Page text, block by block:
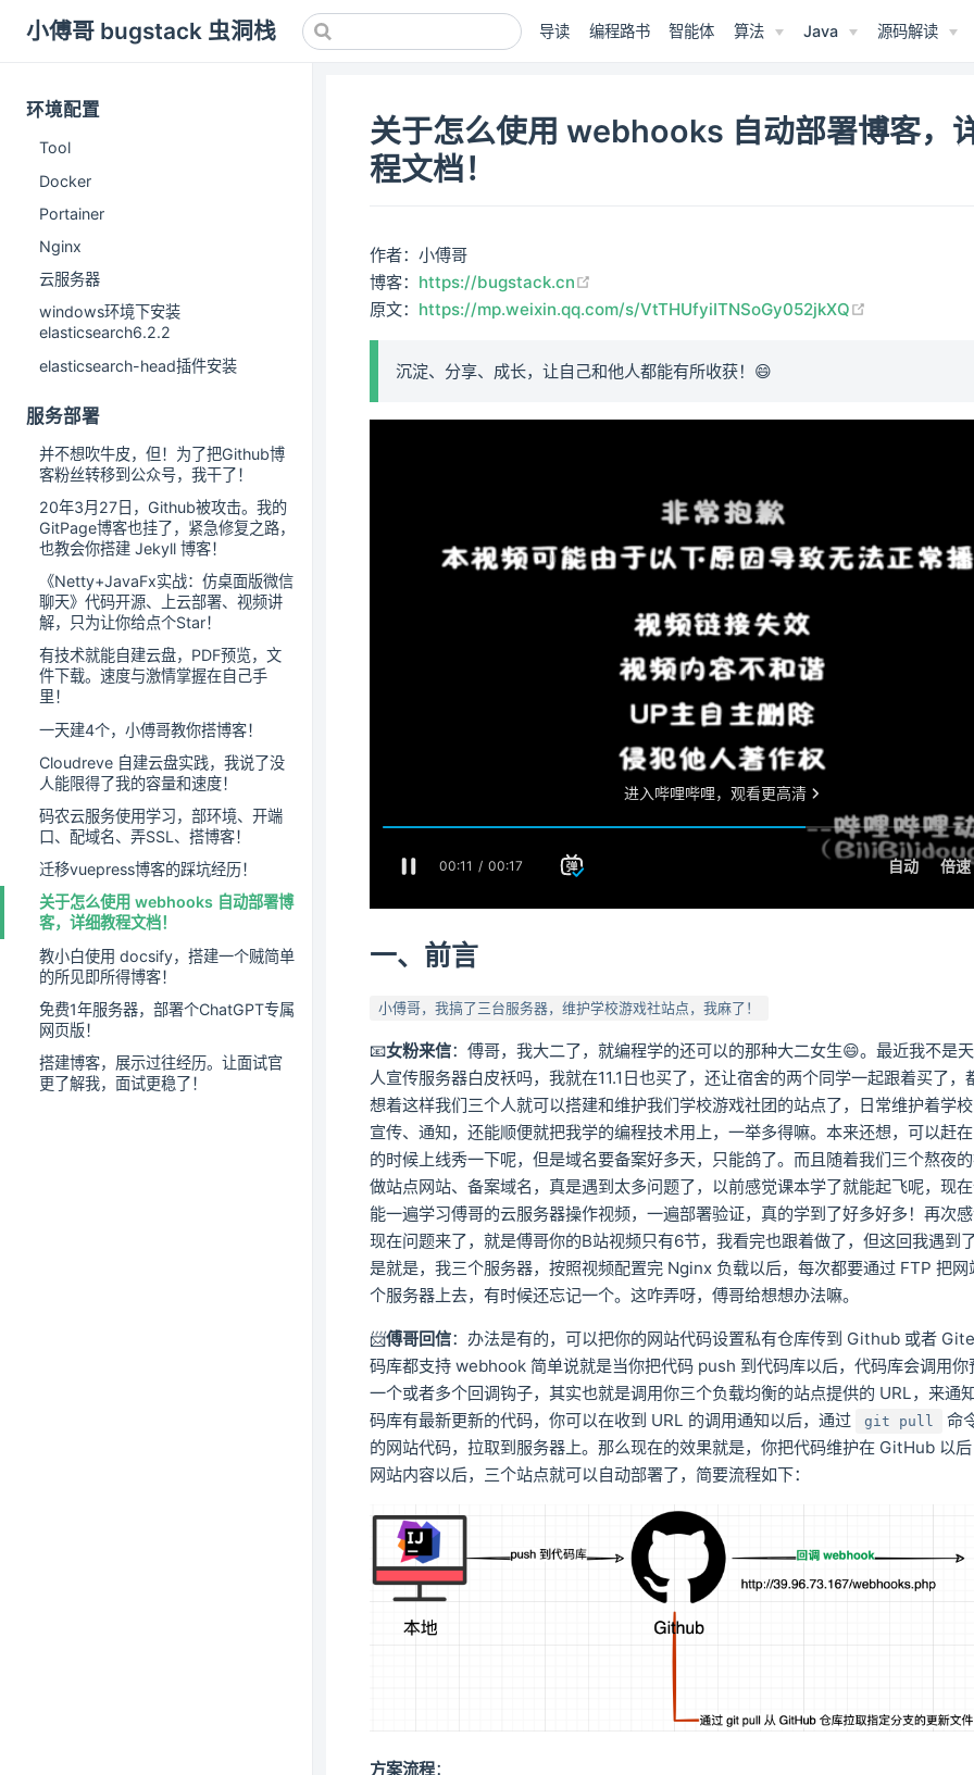
小傅哥 bugstack 虫洞栈 导读 编程路书 智能体 算法 Java 源码解读
环境配置
Tool
Docker
Portainer
Nginx
云服务器
windows环境下安装
elasticsearch6.2.2
elasticsearch-head插件安装
服务部署
并不想吹牛皮，但！为了把Github博
客粉丝转移到公众号，我干了！
20年3月27日，Github被攻击。我的
GitPage博客也挂了，紧急修复之路，
也教会你搭建 Jekyll 博客！
《Netty+JavaFx实战：仿桌面版微信
聊天》代码开源、上云部署、视频讲
解，只为让你给点个Star！
有技术就能自建云盘，PDF预览，文
件下载。速度与激情掌握在自己手
里！
一天建4个，小傅哥教你搭博客！
Cloudreve 自建云盘实践，我说了没
人能限得了我的容量和速度！
码农云服务使用学习，部环境、开端
口、配域名、弄SSL、搭博客！
迁移vuepress博客的踩坑经历！
关于怎么使用 webhooks 自动部署博
客，详细教程文档！
教小白使用 docsify，搭建一个贼简单
的所见即所得博客！
免费1年服务器，部署个ChatGPT专属
网页版！
搭建博客，展示过往经历。让面试官
更了解我，面试更稳了！
关于怎么使用 webhooks 自动部署博客，
程文档！
作者：小傅哥
博客： https://bugstack.cn
原文： https://mp.weixin.qq.com/s/VtTHUfyiITNSoGy052jkXQ
沉淀、分享、成长，让自己和他人都能有所收获！😄
一、前言
小傅哥，我搞了三台服务器，维护学校游戏社站点，我麻了！
📧女粉来信：傅哥，我大二了，就编程学的还可以的那种大二女生😄。最近我不是
人宣传服务器白皮袄吗，我就在11.1日也买了，还让宿舍的两个同学一起跟着买了，
想着这样我们三个人就可以搭建和维护我们学校游戏社团的站点了，日常维护着学
宣传、通知，还能顺便就把我学的编程技术用上，一举多得嘛。本来还想，可以赶
的时候上线秀一下呢，但是域名要备案好多天，只能鸽了。而且随着我们三个熬夜
做站点网站、备案域名，真是遇到太多问题了，以前感觉课本学了就能起飞呢，现
能一遍学习傅哥的云服务器操作视频，一遍部署验证，真的学到了好多好多！再次
现在问题来了，就是傅哥你的B站视频只有6节，我看完也跟着做了，但这回我遇到
是就是，我三个服务器，按照视频配置完 Nginx 负载以后，每次都要通过 FTP 把网
个服务器上去，有时候还忘记一个。这咋弄呀，傅哥给想想办法嘛。
📨傅哥回信：办法是有的，可以把你的网站代码设置私有仓库传到 Github 或者
码库都支持 webhook 简单说就是当你把代码 push 到代码库以后，代码库会调用你
一个或者多个回调钩子，其实也就是调用你三个负载均衡的站点提供的 URL，来通
码库有最新更新的代码，你可以在收到 URL 的调用通知以后，通过
git pull
命
的网站代码，拉取到服务器上。那么现在的效果就是，你把代码维护在 GitHub 以
网站内容以后，三个站点就可以自动部署了，简要流程如下：
方案流程：